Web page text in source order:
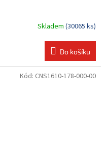
Skladem (30065 ks)
Do košíku
Kód: CNS1610-178-000-00